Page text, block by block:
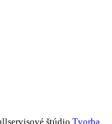
štúdio Tvorba